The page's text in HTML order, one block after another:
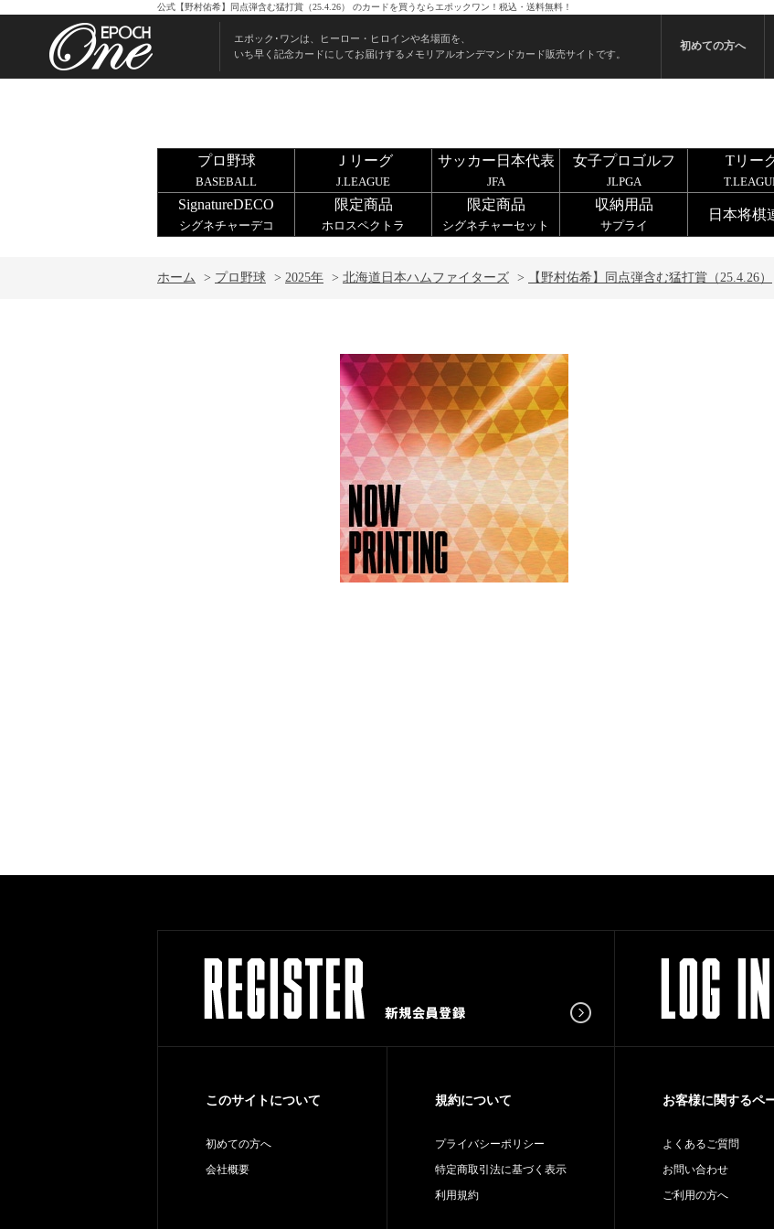
公式【野村佑希】同点弾含む猛打賞（25.4.26） のカードを買うならエポックワン！税込・送料無料！
エポック･ワンは、ヒーロー・ヒロインや名場面を、
いち早く記念カードにしてお届けするメモリアルオンデマンドカード販売サイトです。
初めての方へ
プロ野球
BASEBALL
Ｊリーグ
J.LEAGUE
サッカー日本代表
JFA
女子プロゴルフ
JLPGA
Tリー
SignatureDECO
シグネチャーデコ
限定商品
ホロスペクトラ
限定商品
シグネチャーセット
収納用品
サプライ
日本将棋
ホーム > プロ野球 > 2025年 > 北海道日本ハムファイターズ > 【野村佑希】同点弾含む猛打賞（25.4.26）
このサイトについて
初めての方へ
会社概要
規約について
プライバシーポリシー
特定商取引法に基づく表示
利用規約
お客様に関するペ
よくあるご質問
お問い合わせ
ご利用の方へ